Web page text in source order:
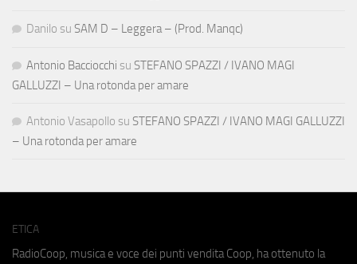
Danilo su SAM D – Leggera – (Prod. Manqc)
Antonio Bacciocchi su STEFANO SPAZZI / IVANO MAGI
GALLUZZI – Una rotonda per amare
Antonio Vasapollo su STEFANO SPAZZI / IVANO MAGI GALLUZZI
– Una rotonda per amare
ETICA
RadioCoop, musica e voce dei punti vendita Coop, ha ottenuto la